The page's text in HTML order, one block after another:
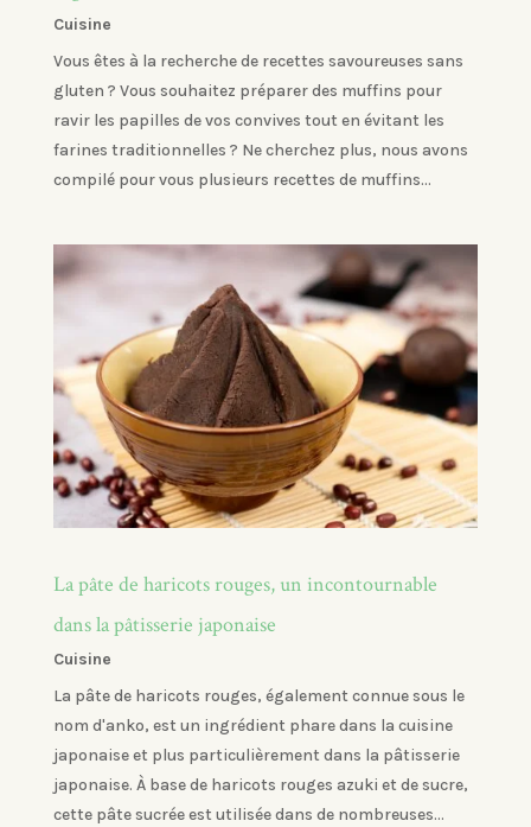
Cuisine
Vous êtes à la recherche de recettes savoureuses sans
gluten ? Vous souhaitez préparer des muffins pour
ravir les papilles de vos convives tout en évitant les
farines traditionnelles ? Ne cherchez plus, nous avons
compilé pour vous plusieurs recettes de muffins...
La pâte de haricots rouges, un incontournable
dans la pâtisserie japonaise
Cuisine
La pâte de haricots rouges, également connue sous le
nom d'anko, est un ingrédient phare dans la cuisine
japonaise et plus particulièrement dans la pâtisserie
japonaise. À base de haricots rouges azuki et de sucre,
cette pâte sucrée est utilisée dans de nombreuses...